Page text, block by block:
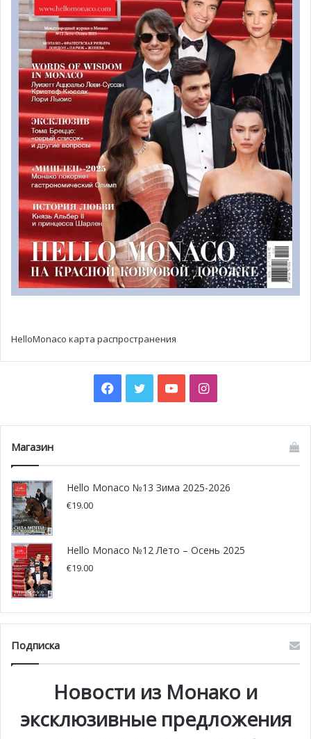
Самые яркие лоты
Футуристическая рождественская ёлкаL
Astemia Pentita
SRLпредставляла собой металлическую многослойную
скульптуру, преобразив итальянское превосходство вин
ограниченной серии Barbera and Nebbiolo в
рождественских персонажей. А её сияющая звезда-
верхушка была сделана из изысканного трюфеля из
Brunello Cucinelli
, выполненная из набора
свечей, на круглой поверхности из натурального
итальянского ореха символизировала дух надежды,
способной осветить тысячи сердец. Фарфоровая ель с
глазурью фиолетового цвета, изготовленная
Manufacture Monaco Boutiqueдля монакского аукциона,
была украшена 24-каратным золотом.
HelloMonaco карта распространения
Facebook
TwitterYouTubeInstagram
Магазин
Hello Monaco №13 Зима 2025-2026
€19.00
Hello Monaco №12 Лето – Осень 2025
€19.00
Подписка
Новости из Монако и
эксклюзивные предложения